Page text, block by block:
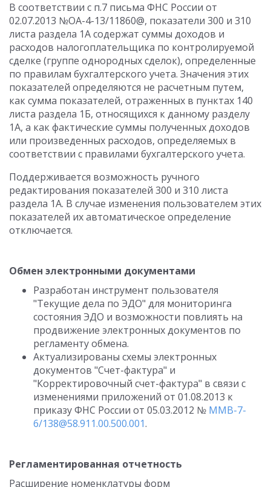
В соответствии с п.7 письма ФНС России от
02.07.2013 №ОА-4-13/11860@, показатели 300 и 310
листа раздела 1А содержат суммы доходов и
расходов налогоплательщика по контролируемой
сделке (группе однородных сделок), определенные
по правилам бухгалтерского учета. Значения этих
показателей определяются не расчетным путем,
как сумма показателей, отраженных в пунктах 140
листа раздела 1Б, относящихся к данному разделу
1А, а как фактические суммы полученных доходов
или произведенных расходов, определяемых в
соответствии с правилами бухгалтерского учета.
Поддерживается возможность ручного
редактирования показателей 300 и 310 листа
раздела 1А. В случае изменения пользователем этих
показателей их автоматическое определение
отключается.
Обмен электронными документами
Разработан инструмент пользователя
"Текущие дела по ЭДО" для мониторинга
состояния ЭДО и возможности повлиять на
продвижение электронных документов по
регламенту обмена.
Актуализированы схемы электронных
документов "Счет-фактура" и
"Корректировочный счет-фактура" в связи с
изменениями приложений от 01.08.2013 к
приказу ФНС России от 05.03.2012 № ММВ-7-
6/138@58.911.00.500.001.
Регламентированная отчетность
Расширение номенклатуры форм